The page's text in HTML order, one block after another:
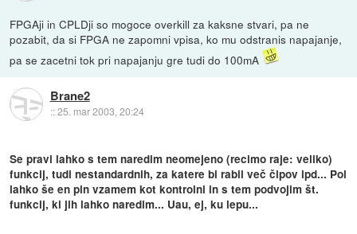
FPGAji in CPLDji so mogoce overkill za kaksne stvari, pa ne
pozabit, da si FPGA ne zapomni vpisa, ko mu odstranis napajanje,
pa se zacetni tok pri napajanju gre tudi do 100mA
Brane2
::25. mar 2003, 20:24
Se pravi lahko s tem naredim neomejeno (recimo raje: veliko)
funkcij, tudi nestandardnih, za katere bi rabil več čipov ipd... Pol
lahko še en pin vzamem kot kontrolni in s tem podvojim št.
funkcij, ki jih lahko naredim... Uau, ej, ku lepu...